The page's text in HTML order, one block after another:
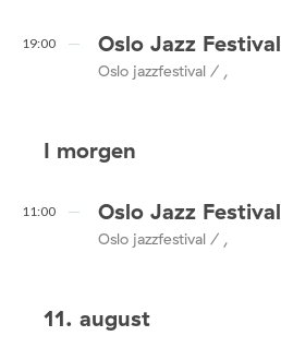
19:00 Oslo Jazz Festival
Oslo jazzfestival / ,
I morgen
11:00 Oslo Jazz Festival
Oslo jazzfestival / ,
11. august